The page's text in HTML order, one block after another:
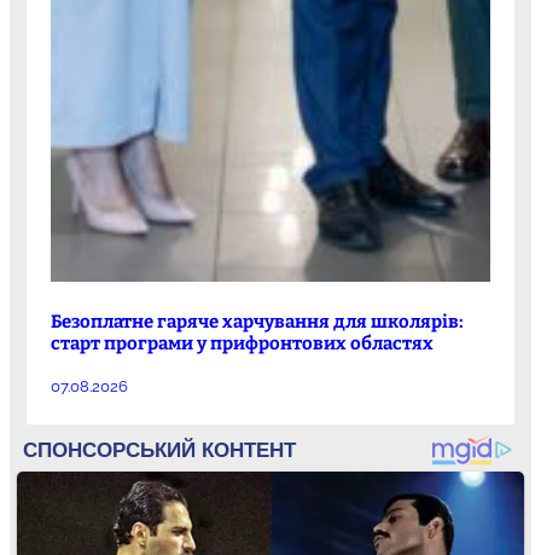
Безоплатне гаряче харчування для школярів:
старт програми у прифронтових областях
07.08.2026